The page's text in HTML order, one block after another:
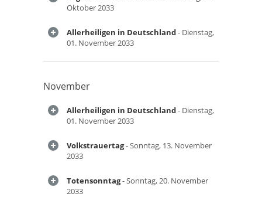
Oktober 2033
Allerheiligen in Deutschland- Dienstag,
01. November 2033
November
Allerheiligen in Deutschland- Dienstag,
01. November 2033
Volkstrauertag- Sonntag, 13. November
2033
Totensonntag- Sonntag, 20. November
2033